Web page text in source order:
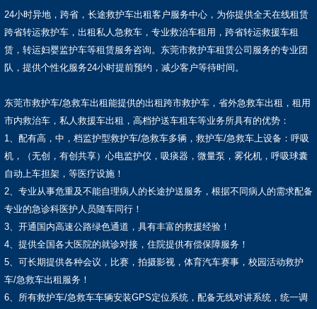
24小时异地，跨省，长途救护车出租客户服务中心，为你提供全天在线租赁
跨省转运救护车，出租私人急救车，专业救治车租用，跨省转运救援车租
赁，转运妇婴监护车等租赁服务咨询。东莞市救护车租赁公司服务的专业团
队，提供个性化服务24小时提前预约，减少客户等待时间。
东莞市救护车/急救车出租能提供的出租跨市救护车，省外急救车出租，租用
市内救治车，私人救援车出租，高档护送车租车等业务所具有的优势：
1、配有高，中，档监护型救护车/急救车多辆，救护车/急救车上设备：呼吸
机，（无创，有创共享）心电监护仪，吸痰器，微量泵，雾化机，呼吸球囊
自动上车担架，等医疗设施！
2、专业从事危重及不能自理病人的长途护送服务，根据不同病人的需求配备
专业的急诊科医护人员随车同行！
3、开通国内高速公路绿色通道，具有丰富的救援经验！
4、提供全国各大医院的就诊对接，住院提供有偿保障服务！
5、可长期提供各种会议，比赛，拍摄影视，体育汽车赛事，校园活动救护
车/急救车出租服务！
6、所有救护车/急救车车辆安装GPS定位系统，配备无线对讲系统，统一调